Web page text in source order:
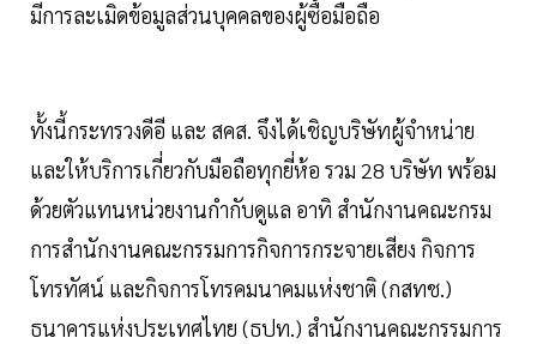
มีการละเมิดข้อมูลส่วนบุคคลของผู้ซื้อมือถือ
ทั้งนี้กระทรวงดีอี และ สคส. จึงได้เชิญบริษัทผู้จำหน่าย
และให้บริการเกี่ยวกับมือถือทุกยี่ห้อ รวม 28 บริษัท พร้อม
ด้วยตัวแทนหน่วยงานกำกับดูแล อาทิ สำนักงานคณะกรม
การสำนักงานคณะกรรมการกิจการกระจายเสียง กิจการ
โทรทัศน์ และกิจการโทรคมนาคมแห่งชาติ (กสทช.)
ธนาคารแห่งประเทศไทย (ธปท.) สำนักงานคณะกรรมการ